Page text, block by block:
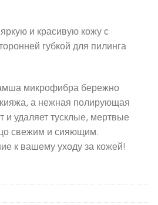
и красивую кожу с
губкой для пилинга
микрофибра бережно
а нежная полирующая
и удаляет тусклые, мертвые
свежим и сияющим.
к вашему уходу за кожей!